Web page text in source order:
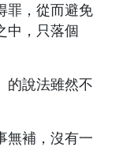
罪，從而避免
中，只落個
的說法雖然不
無補，沒有一